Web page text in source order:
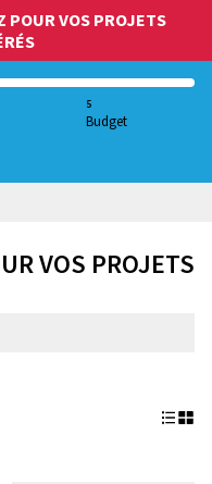
POUR VOS PROJETS
5
Budget
VOS PROJETS